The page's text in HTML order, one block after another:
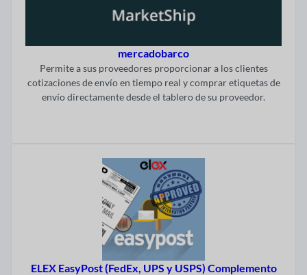
mercadobarco
Permite a sus proveedores proporcionar a los clientes
cotizaciones de envío en tiempo real y comprar etiquetas de
envío directamente desde el tablero de su proveedor.
ELEX EasyPost (FedEx, UPS y USPS) Complemento